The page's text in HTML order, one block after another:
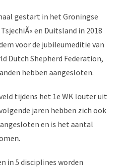
gestart in het Groningse
en Duitsland in 2018
voor de jubileumeditie van
Dutch Shepherd Federation,
hebben aangesloten.
tijdens het 1e WK louter uit
jaren hebben zich ook
en is het aantal
in 5 disciplines worden